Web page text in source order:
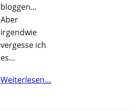
bloggen…
Aber
irgendwie
vergesse ich
es…
Weiterlesen…